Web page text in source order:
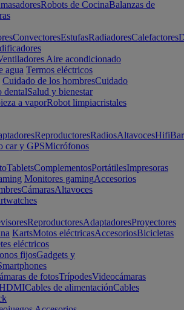
Robots de CocinaBalanzas de
ConvectoresEstufasRadiadoresCalefactores
Aire acondicionado
agua Termos eléctricos
Cuidado de los hombresCuidado
dentalSalud y bienestar
a vaporRobot limpiacristales
ReproductoresRadiosAltavocesHifi
car y GPSMicrófonos
TabletsComplementosPortátilesImpresoras
Monitores gamingAccesorios
CámarasAltavoces
ReproductoresAdaptadoresProyectores
KartsMotos eléctricasAccesoriosBicicletas
eléctricos
fijosGadgets y
de fotosTrípodesVideocámaras
Cables de alimentaciónCables